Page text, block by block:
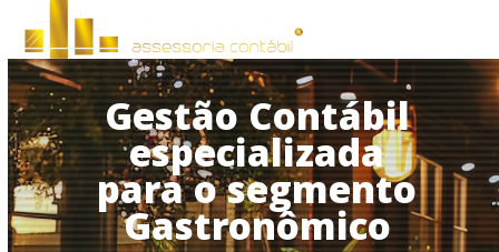
content
Open
mobile
menu
Close
mobile
menu
Gestão Contábil
especializada
para o segmento
Gastronômico